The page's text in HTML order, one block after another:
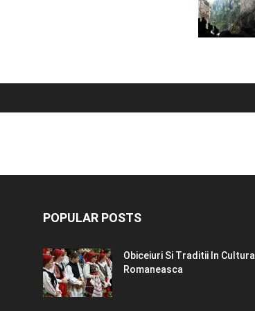
POPULAR POSTS
Obiceiuri Si Traditii In Cultura
Romaneasca